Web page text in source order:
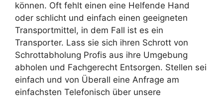
können. Oft fehlt einen eine Helfende Hand
oder schlicht und einfach einen geeigneten
Transportmittel, in dem Fall ist es ein
Transporter. Lass sie sich ihren Schrott von
Schrottabholung Profis aus ihre Umgebung
abholen und Fachgerecht Entsorgen. Stellen sei
einfach und von Überall eine Anfrage am
einfachsten Telefonisch über unsere